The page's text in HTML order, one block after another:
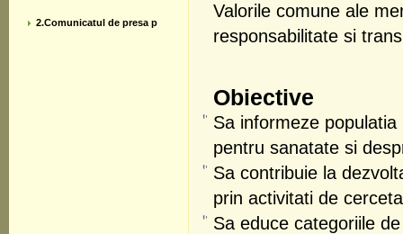
Valorile comune ale
responsabilitate si
Obiective
Sa informeze
pentru sanatate si
Sa contribuie la
prin activitati de
Sa educe categoriile
2.Comunicatul de presa p